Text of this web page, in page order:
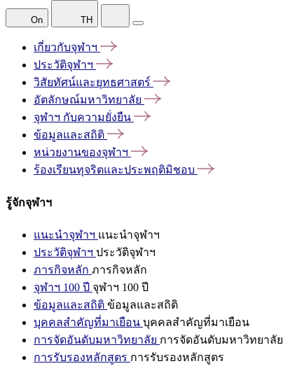
On TH
เกี่ยวกับจุฬาฯ
ประวัติจุฬาฯ
วิสัยทัศน์และยุทธศาสตร์
อัตลักษณ์มหาวิทยาลัย
จุฬาฯ กับความยั่งยืน
ข้อมูลและสถิติ
หน่วยงานของจุฬาฯ
ร้องเรียนทุจริตและประพฤติมิชอบ
รู้จักจุฬาฯ
แนะนำจุฬาฯ แนะนำจุฬาฯ
ประวัติจุฬาฯ ประวัติจุฬาฯ
ภารกิจหลัก ภารกิจหลัก
จุฬาฯ 100 ปี จุฬาฯ 100 ปี
ข้อมูลและสถิติ ข้อมูลและสถิติ
บุคคลสำคัญที่มาเยือน บุคคลสำคัญที่มาเยือน
การจัดอันดับมหาวิทยาลัย การจัดอันดับมหาวิทยาลัย
การรับรองหลักสูตร การรับรองหลักสูตร